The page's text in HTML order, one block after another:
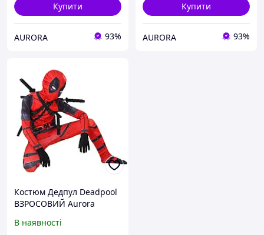
Купити
AURORA 93%
Купити
AURORA 93%
Костюм Дедпул Deadpool
ВЗРОСОВИЙ Aurora
В наявності